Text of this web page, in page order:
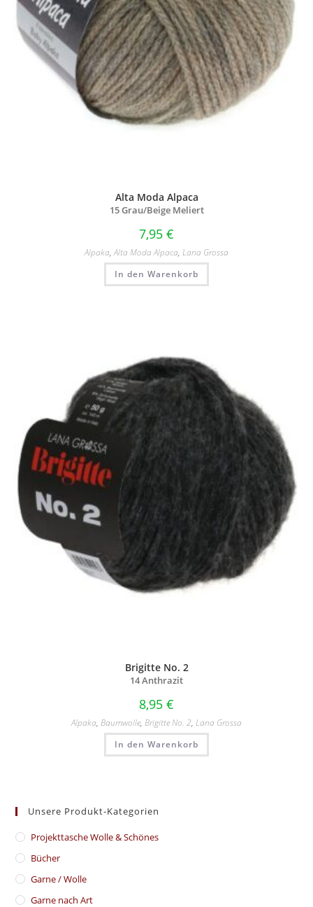
Alta Moda Alpaca
15 Grau/Beige Meliert
7,95 €
Alpaka,Alta Moda Alpaca, Lana Grossa
In den Warenkorb
Brigitte No. 2
14 Anthrazit
8,95 €
Alpaka, Baumwolle, Brigitte No. 2, Lana Grossa
In den Warenkorb
Unsere Produkt-Kategorien
​Projekttasche Wolle & Schönes
Bücher
Garne / Wolle
Garne nach Art